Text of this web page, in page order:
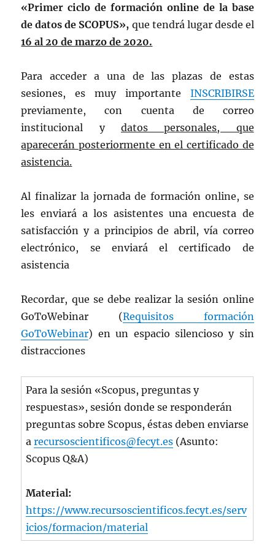
«Primer ciclo de formación online de la base
de datos de SCOPUS», que tendrá lugar desde el
16 al 20 de marzo de 2020.
Para acceder a una de las plazas de estas
sesiones, es muy importante INSCRIBIRSE
previamente, con cuenta de correo
institucional y datos personales, que
aparecerán posteriormente en el certificado de
asistencia.
Al finalizar la jornada de formación online, se
les enviará a los asistentes una encuesta de
satisfacción y a principios de abril, vía correo
electrónico, se enviará el certificado de
asistencia
Recordar, que se debe realizar la sesión online
GoToWebinar (Requisitos formación
GoToWebinar) en un espacio silencioso y sin
distracciones
Para la sesión «Scopus, preguntas y
respuestas», sesión donde se responderán
preguntas sobre Scopus, éstas deben enviarse
arecursoscientificos@fecyt.es (Asunto:
Scopus Q&A)
Material:
https://www.recursoscientificos.fecyt.es/serv
icios/formacion/material